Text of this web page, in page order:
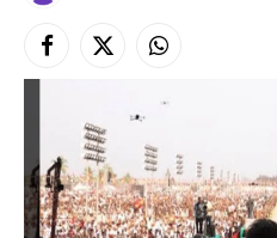
Facebook
X
Instagram